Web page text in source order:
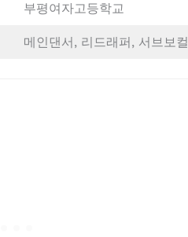
부평여자고등학교
메인댄서, 리드래퍼, 서브보컬